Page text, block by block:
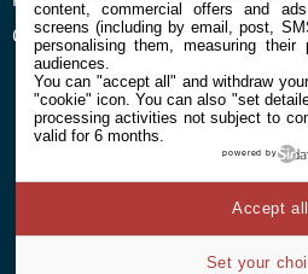
Qui sommes nous
content, commercial offers and
screens (including by email, post,
personalising them, measuring their
audiences.
You can "accept all" and withdraw
"cookie" icon. You can also "set
processing activities not subject to
valid for 6 months.
powered by
Set your
Accept all